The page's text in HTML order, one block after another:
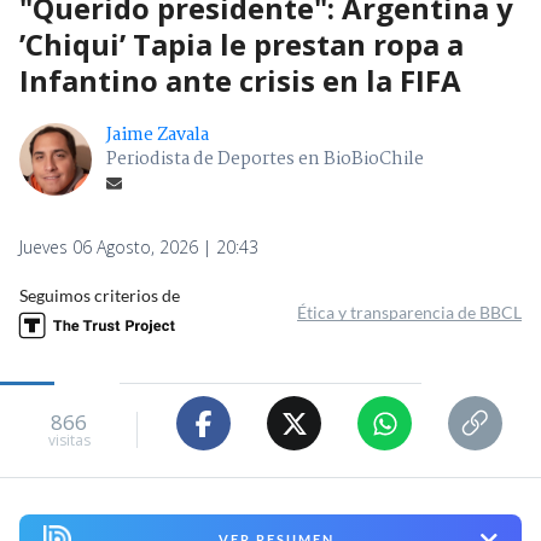
’Chiqui’ Tapia le prestan ropa a
Infantino ante crisis en la FIFA
Jaime Zavala
Periodista de Deportes en BioBioChile
Jueves 06 Agosto, 2026 | 20:43
Seguimos criterios de
Ética y transparencia de BBCL
866
visitas